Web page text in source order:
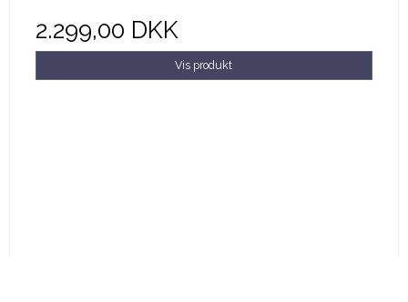
2.299,00 DKK
Vis produkt